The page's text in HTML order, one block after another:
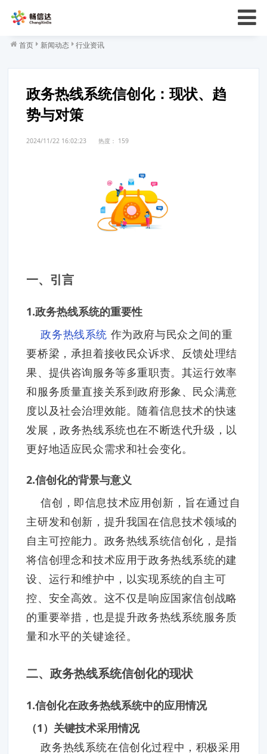
首页 新闻动态 行业资讯
政务热线系统信创化：现状、趋
势与对策
2024/11/22 16:02:23 热度： 159
一、引言
1.政务热线系统的重要性
政务热线系统 作为政府与民众之间的重
要桥梁，承担着接收民众诉求、反馈处理结
果、提供咨询服务等多重职责。其运行效率
和服务质量直接关系到政府形象、民众满意
度以及社会治理效能。随着信息技术的快速
发展，政务热线系统也在不断迭代升级，以
更好地适应民众需求和社会变化。
2.信创化的背景与意义
信创，即信息技术应用创新，旨在通过自
主研发和创新，提升我国在信息技术领域的
自主可控能力。政务热线系统信创化，是指
将信创理念和技术应用于政务热线系统的建
设、运行和维护中，以实现系统的自主可
控、安全高效。这不仅是响应国家信创战略
的重要举措，也是提升政务热线系统服务质
量和水平的关键途径。
二、政务热线系统信创化的现状
1.信创化在政务热线系统中的应用情况
（1）关键技术采用情况
政务热线系统在信创化过程中，积极采用